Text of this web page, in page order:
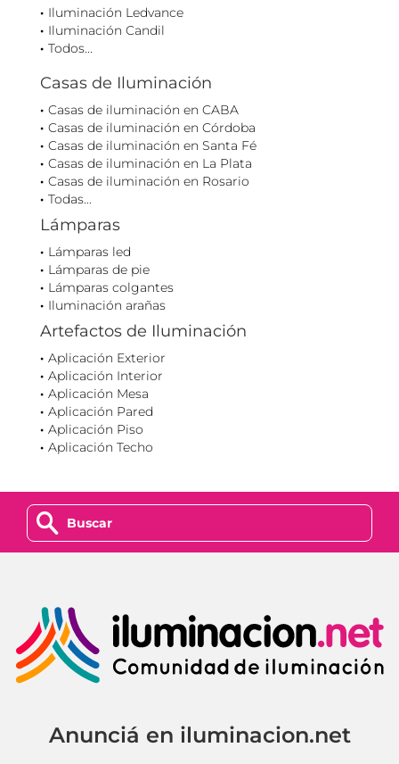
Iluminación Ledvance
Iluminación Candil
Todos...
Casas de Iluminación
Casas de iluminación en CABA
Casas de iluminación en Córdoba
Casas de iluminación en Santa Fé
Casas de iluminación en La Plata
Casas de iluminación en Rosario
Todas...
Lámparas
Lámparas led
Lámparas de pie
Lámparas colgantes
Iluminación arañas
Artefactos de Iluminación
Aplicación Exterior
Aplicación Interior
Aplicación Mesa
Aplicación Pared
Aplicación Piso
Aplicación Techo
z
Anunciá en iluminacion.net